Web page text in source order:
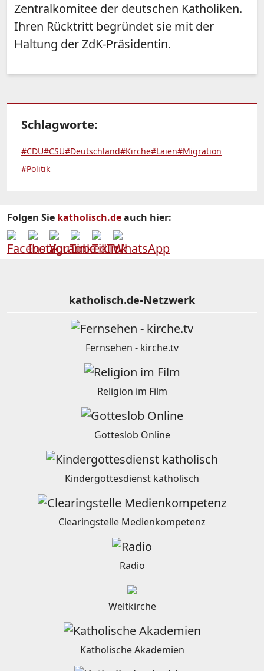
Zentralkomitee der deutschen Katholiken.
Ihren Rücktritt begründet sie mit der
Haltung der ZdK-Präsidentin.
Schlagworte:
#CDU#CSU#Deutschland#Kirche#Laien#Migration
#Politik
Folgen Sie katholisch.deauch hier:
katholisch.de-Netzwerk
Fernsehen - kirche.tv
Religion im Film
Gotteslob Online
Kindergottesdienst katholisch
Clearingstelle Medienkompetenz
Radio
Weltkirche
Katholische Akademien